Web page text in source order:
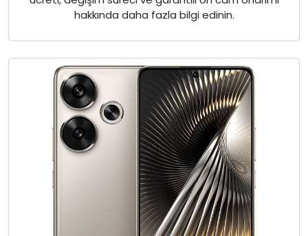
hakkında daha fazla bilgi edinin.